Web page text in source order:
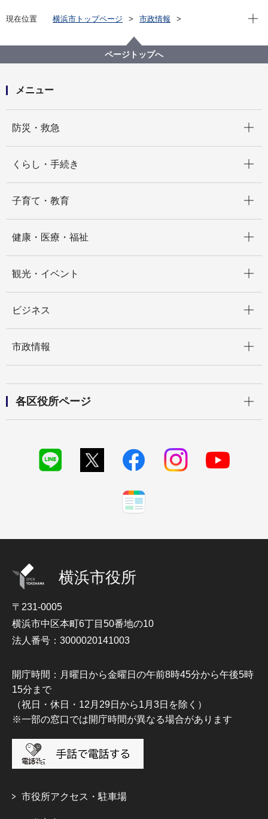
現在位置 横浜市トップページ
市政情報
親子でもっと楽しめる野毛山に！ 動物園と図書館を
一部リニューアルします のげやまインクルーシブ構
現在
ページトップへ
メニュー
防災・救急
くらし・手続き
子育て・教育
健康・医療・福祉
観光・イベント
ビジネス
市政情報
各区役所ページ
横浜市役所
〒231-0005
横浜市中区本町6丁目50番地の10
法人番号：3000020141003
開庁時間：月曜日から金曜日の午前8時45分から午後5時
15分まで
（祝日・休日・12月29日から1月3日を除く）
※一部の窓口では開庁時間が異なる場合があります
市役所アクセス・駐車場